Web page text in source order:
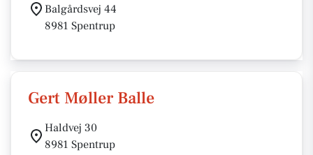
Balgårdsvej 44
8981 Spentrup
Gert Møller Balle
Haldvej 30
8981 Spentrup